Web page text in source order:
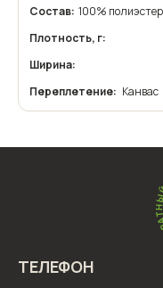
Состав: 100% полиэстер
Плотность, г:
Ширина:
Переплетение: Канвас
ТЕЛЕФОН